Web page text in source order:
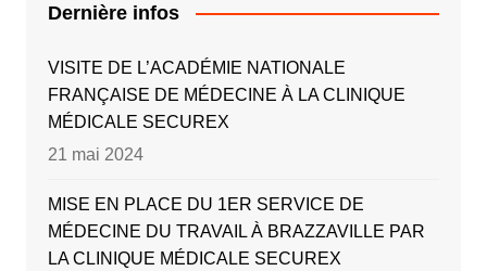
Dernière infos
VISITE DE L’ACADÉMIE NATIONALE
FRANÇAISE DE MÉDECINE À LA CLINIQUE
MÉDICALE SECUREX
21 mai 2024
MISE EN PLACE DU 1ER SERVICE DE
MÉDECINE DU TRAVAIL À BRAZZAVILLE PAR
LA CLINIQUE MÉDICALE SECUREX